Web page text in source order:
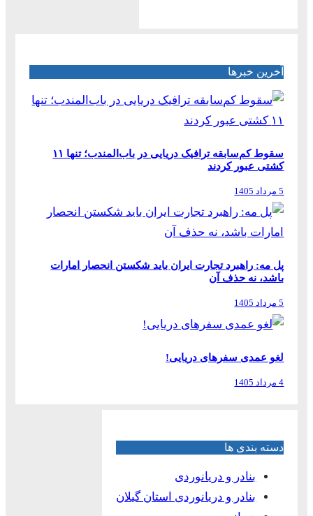
آخرین خبرها
سقوط کم‌سابقه ترافیک دریایی در باب‌المندب؛ تنها ۱۱
کشتی عبور کردند
5 مرداد 1405
پل مه: راهبرد تجارت ایران باید شکستن انحصار امارات
باشد، نه حذف آن
5 مرداد 1405
لغو عمدی سفرهای دریایی!
4 مرداد 1405
دسته بندی ها
بنادر و دریانوردی
بنادر و دریانوردی استان گیلان